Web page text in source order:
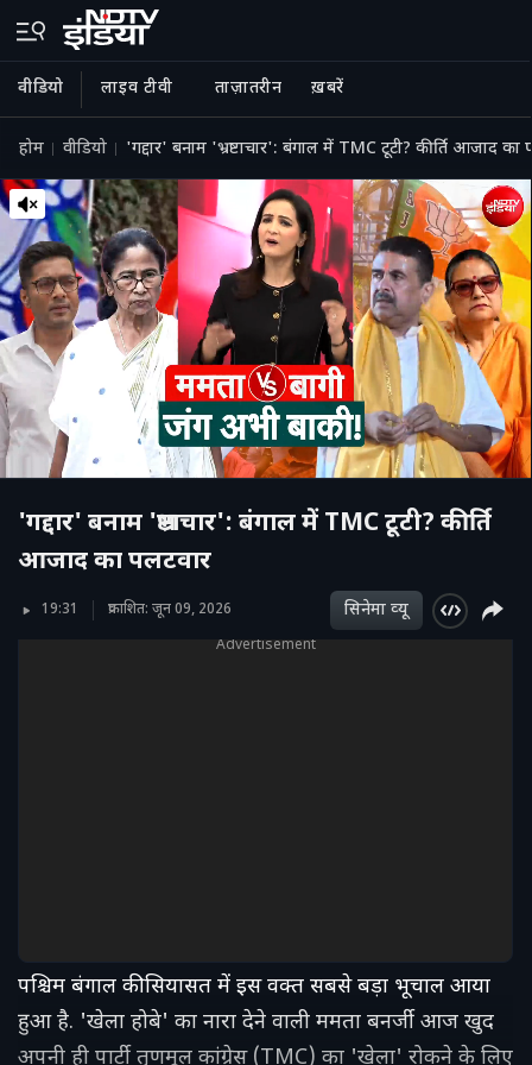
वीडियो लाइव टीवी ताज़ातरीन ख़बरें
होम वीडियो 'गद्दार' बनाम 'भ्रष्टाचार': बंगाल में TMC टूटी? कीर्ति आजाद का
'गद्दार' बनाम 'भ्रष्टाचार': बंगाल में TMC टूटी? कीर्ति
आजाद का पलटवार
19:31 प्रकाशित: जून 09, 2026 सिनेमा व्‍यू
Advertisement
पश्चिम बंगाल की सियासत में इस वक्त सबसे बड़ा भूचाल आया
हुआ है. 'खेला होबे' का नारा देने वाली ममता बनर्जी आज खुद
अपनी ही पार्टी तृणमूल कांग्रेस (TMC) का 'खेला' रोकने के लिए